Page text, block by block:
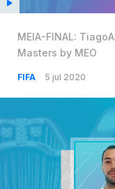
MEIA-FINAL:
Masters by MEO
FIFA 5 jul 2020